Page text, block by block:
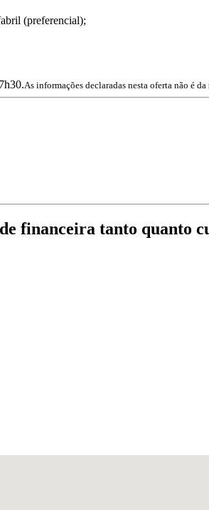
(preferencial);
As informações declaradas nesta oferta não é
financeira tanto quanto